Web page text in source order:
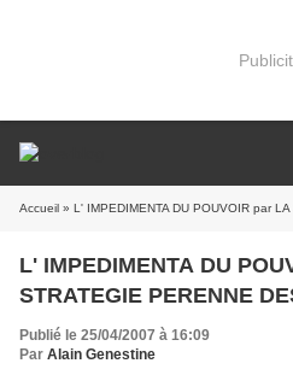
Accueil » L' IMPEDIMENTA DU POUVOIR par LA
L' IMPEDIMENTA DU
STRATEGIE PERENNE
Publié le 25/04/2007 à 16:09
Par Alain Genestine